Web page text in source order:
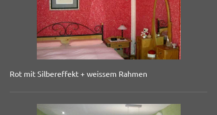
Rot mit Silbereffekt + weissem Rahmen